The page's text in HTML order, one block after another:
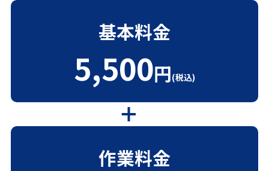
基本料金
5,500円(税込)
作業料金